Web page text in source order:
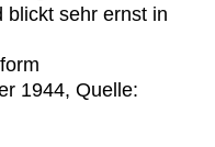
1944, Quelle: